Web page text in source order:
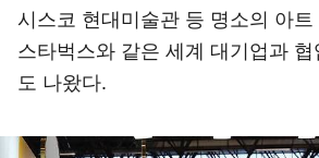
시스코 현대미술관 등 명소의 아
스타벅스와 같은 세계 대기업과
도 나왔다.